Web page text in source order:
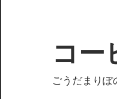
テ
ン
ツ
コー
ごうだまりぽ